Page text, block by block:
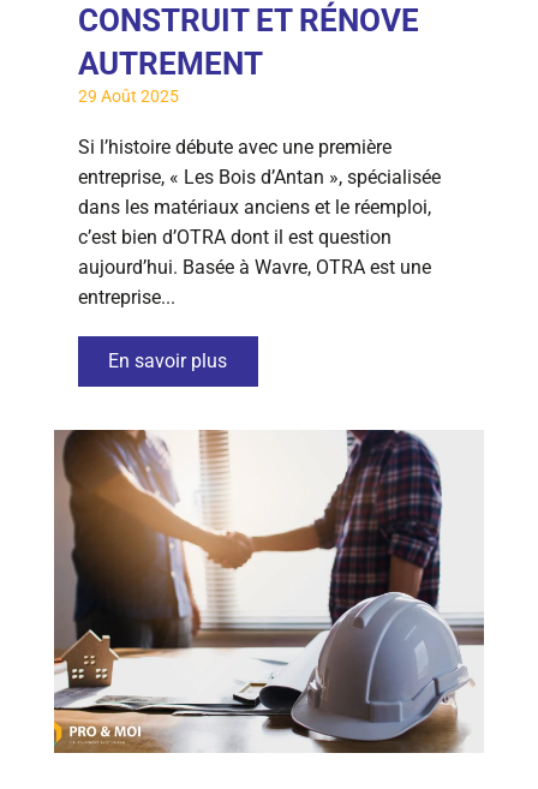
CONSTRUIT ET RÉNOVE
AUTREMENT
29 Août 2025
Si l’histoire débute avec une première
entreprise, « Les Bois d’Antan », spécialisée
dans les matériaux anciens et le réemploi,
c’est bien d’OTRA dont il est question
aujourd’hui. Basée à Wavre, OTRA est une
entreprise...
En savoir plus